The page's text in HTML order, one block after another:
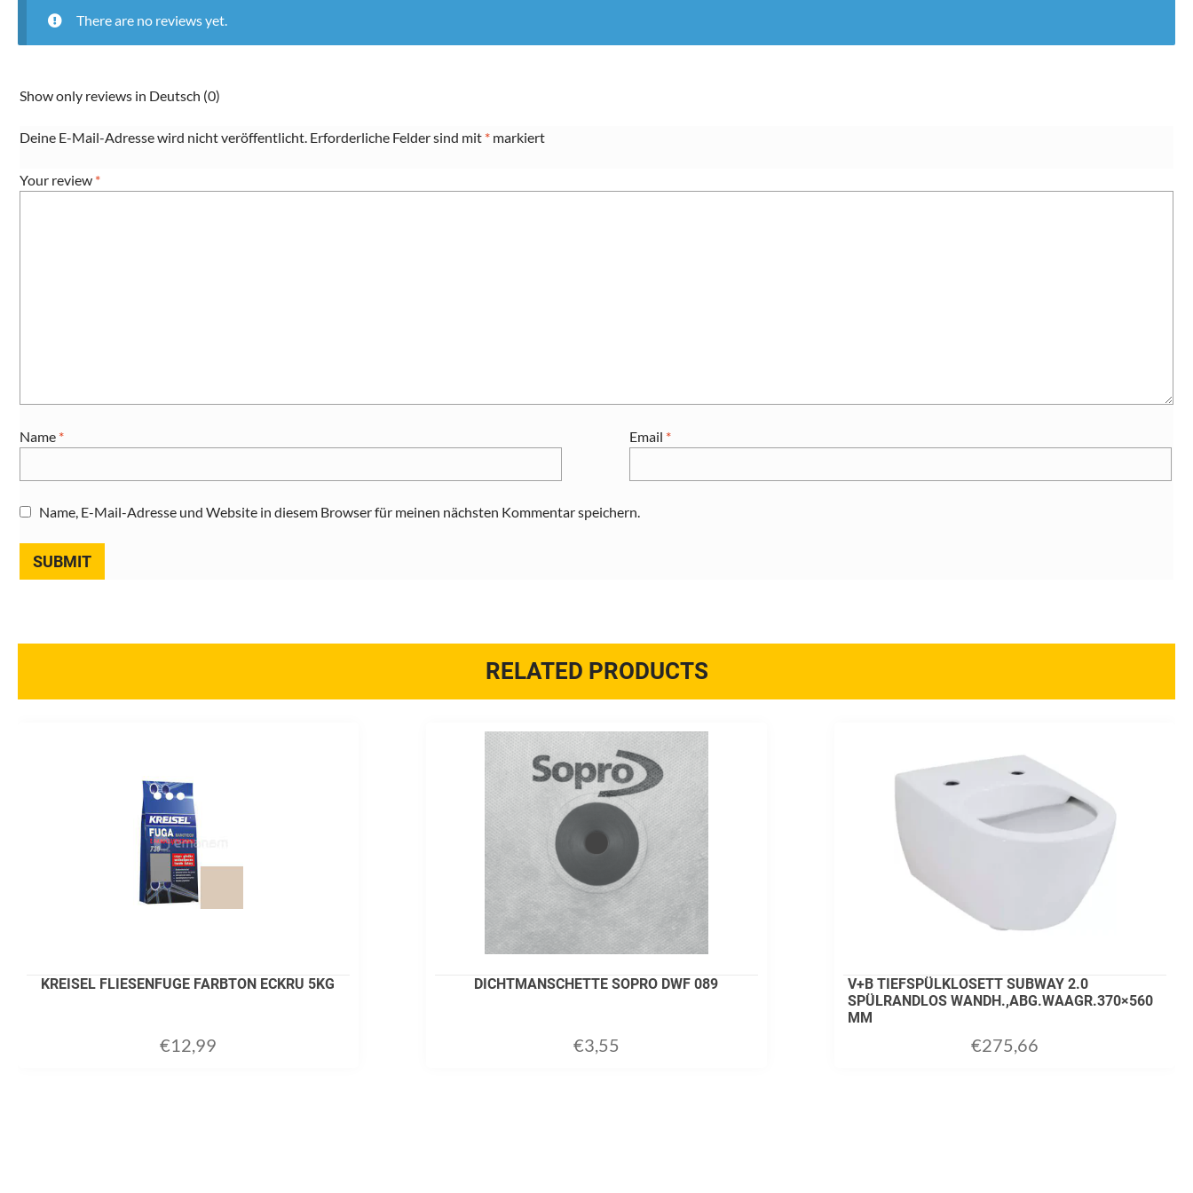
There are no reviews yet.
Show only reviews in Deutsch (0)
Deine E-Mail-Adresse wird nicht veröffentlicht. Erforderliche Felder sind mit * markiert
Your review *
Name * Email *
Name, E-Mail-Adresse und Website in diesem Browser für meinen nächsten Kommentar speichern.
RELATED PRODUCTS
KREISEL FLIESENFUGE FARBTON ECKRU 5KG
€12,99
DICHTMANSCHETTE SOPRO DWF 089
€3,55
ADD TO CART
V+B TIEFSPÜLKLOSETT SUBWAY 2.0
SPÜLRANDLOS WANDH.,ABG.WAAGR.370×560
MM
€275,66
ADD TO CART